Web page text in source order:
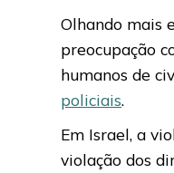
Olhando mais
preocupação
humanos de
policiais.
Em Israel, a
violação dos